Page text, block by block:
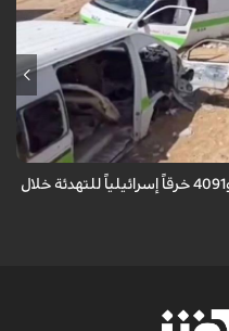
أعلن المكتب الإعلامي الحكومي في غزة ارتكاب الاحتلال الإسرائيلي أكثر من 4,091
أسفر عن ...
المكتب الإعلامي في غزة: 1254 شهيداً و4091 خرقاً إسرائيلياً للتهدئة خلال